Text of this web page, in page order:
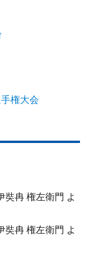
権大会
奘冉 権左衛門 よ
奘冉 権左衛門 よ